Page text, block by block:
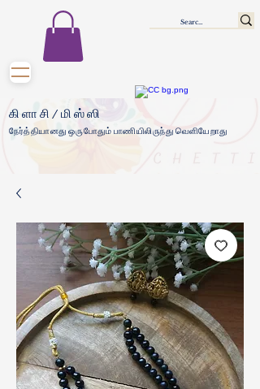
கிளாசி/மிஸ்ஸி
நேர்த்தியானது ஒருபோதும் பாணியிலிருந்து வெளியேறாது